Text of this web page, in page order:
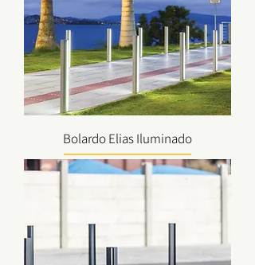
Bolardo Elias Iluminado